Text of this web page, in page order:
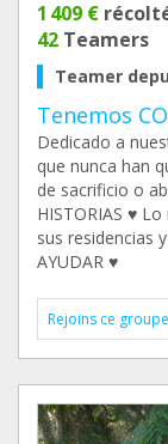
1 409 €
42 Teamers
Teamer
Tenemos
Dedicado a
que nunca han
de sacrificio o
HISTORIAS ♥️
sus residencias
AYUDAR ♥️
Rejoins ce groupe